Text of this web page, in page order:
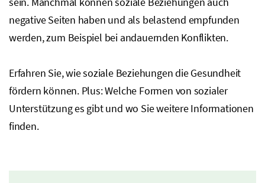
negative Seiten haben und als belastend empfunden
werden, zum Beispiel bei andauernden Konflikten.
Erfahren Sie, wie soziale Beziehungen die Gesundheit
fördern können. Plus: Welche Formen von sozialer
Unterstützung es gibt und wo Sie weitere Informationen
finden.